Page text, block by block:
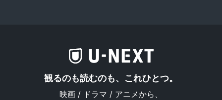
観るのも読むのも、これひとつ。
映画 / ドラマ / アニメから、